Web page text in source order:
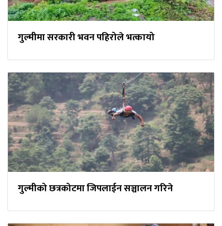
गुल्मीमा सरकारी भवन पहिरोले भत्कायो
गुल्मीको छत्रकोटमा जिपलाईन सञ्चालन गरिने